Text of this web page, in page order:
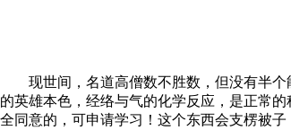
现世间，名道高僧数不胜数，但没有半个
的英雄本色，经络与气的化学反应，是正常
全同意的，可申请学习！这个东西会支楞被子